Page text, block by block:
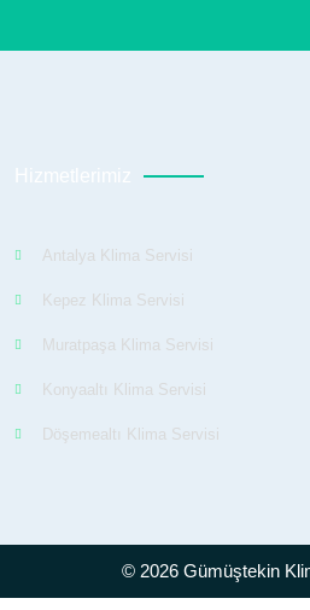
Hizmetlerimiz
Antalya Klima Servisi
Kepez Klima Servisi
Muratpaşa Klima Servisi
Konyaaltı Klima Servisi
Döşemealtı Klima Servisi
© 2026 Gümüştekin